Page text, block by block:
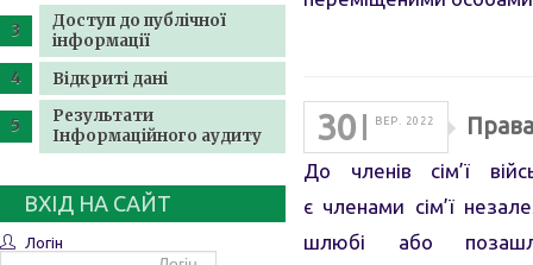
Доступ до публічної
інформації
Відкриті дані
Результати
Інформаційного аудиту
ВХІД НА САЙТ
Логін
30 ВЕР. 2022
Дo членів сім’ї
є членaми сім’ї
шлюбі aбo